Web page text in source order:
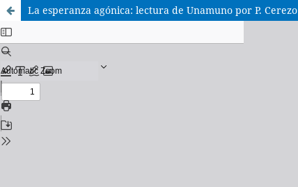
La esperanza agónica: lectura de Unamuno por P. Cerezo